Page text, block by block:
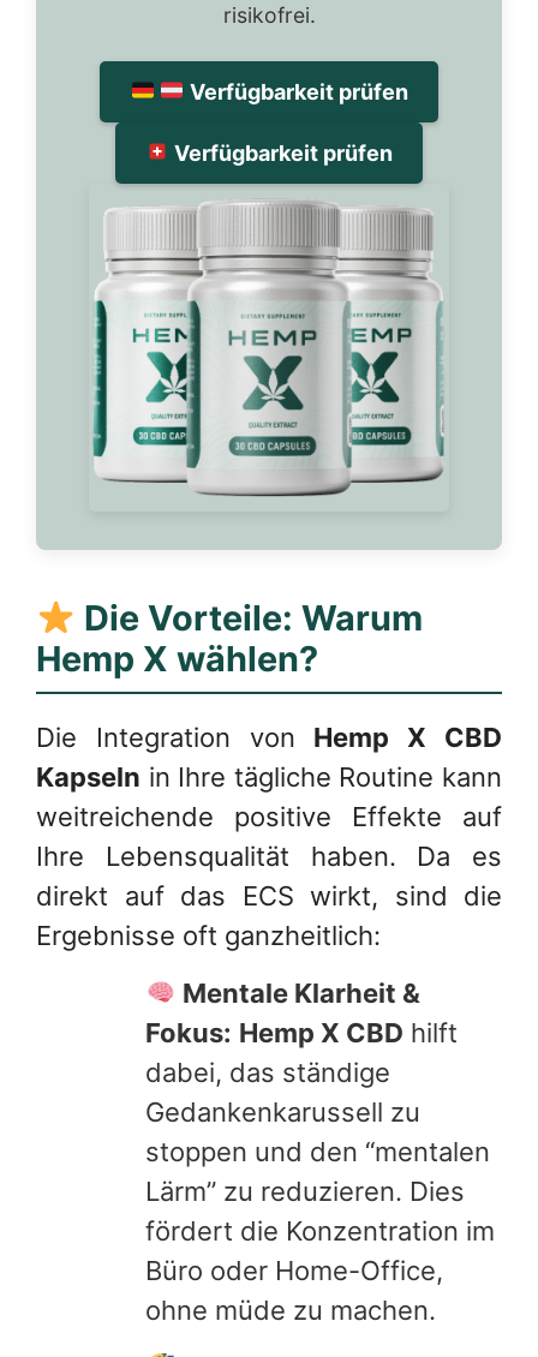
risikofrei.
Verfügbarkeit prüfen
Verfügbarkeit prüfen
Die Vorteile: Warum
Hemp X wählen?
Die Integration von Hemp X CBD
Kapseln in Ihre tägliche Routine kann
weitreichende positive Effekte auf
Ihre Lebensqualität haben. Da es
direkt auf das ECS wirkt, sind die
Ergebnisse oft ganzheitlich:
Mentale Klarheit &
Fokus: Hemp X CBD hilft
dabei, das ständige
Gedankenkarussell zu
stoppen und den “mentalen
Lärm” zu reduzieren. Dies
fördert die Konzentration im
Büro oder Home-Office,
ohne müde zu machen.